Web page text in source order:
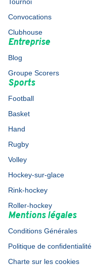
Convocations
Clubhouse
Entreprise
Blog
Groupe Scorers
Sports
Football
Basket
Hand
Rugby
Volley
Hockey-sur-glace
Rink-hockey
Roller-hockey
Mentions légales
Conditions Générales
Politique de confidentialité
Charte sur les cookies